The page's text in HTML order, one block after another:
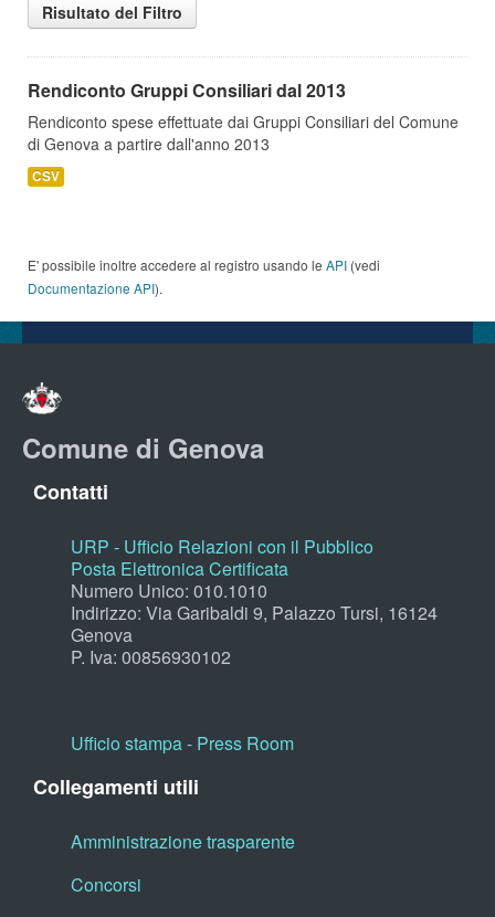
Risultato del Filtro
Rendiconto Gruppi Consiliari dal 2013
Rendiconto spese effettuate dai Gruppi Consiliari del Comune
di Genova a partire dall'anno 2013
CSV
E' possibile inoltre accedere al registro usando le API (vedi
Documentazione API).
Comune di Genova
Contatti
URP - Ufficio Relazioni con il Pubblico
Posta Elettronica Certificata
Numero Unico: 010.1010
Indirizzo: Via Garibaldi 9, Palazzo Tursi, 16124
Genova
P. Iva: 00856930102
Ufficio stampa - Press Room
Collegamenti utili
Amministrazione trasparente
Concorsi